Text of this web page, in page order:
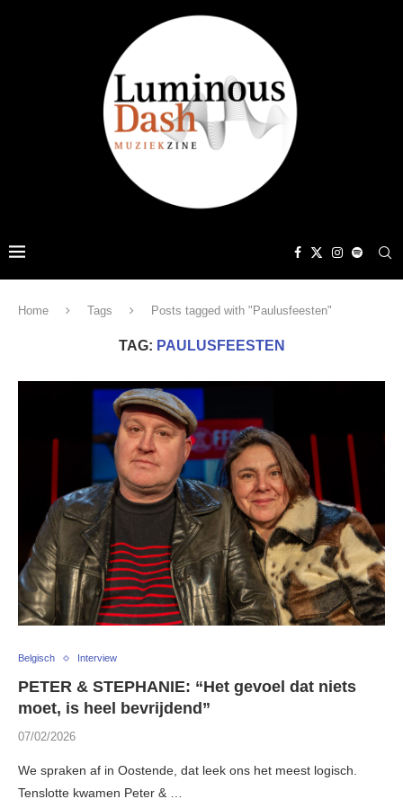
Home Tags Posts tagged with "Paulusfeesten"
TAG: PAULUSFEESTEN
Belgisch Interview
PETER & STEPHANIE: “Het gevoel dat niets
moet, is heel bevrijdend”
07/02/2026
We spraken af in Oostende, dat leek ons het meest logisch.
Tenslotte kwamen Peter & …